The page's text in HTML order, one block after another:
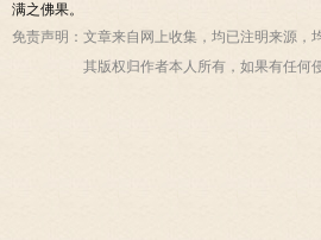
满之佛果。
免责声明： 文章来自网上收集，均已注明来源，
其版权归作者本人所有，如果有任何